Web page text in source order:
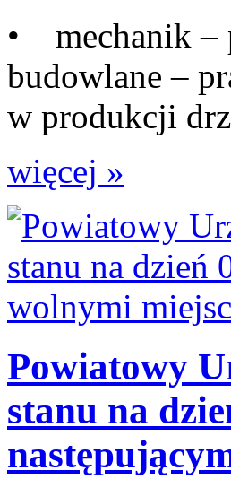
• mechanik –
budowlane –
w produkcji
więcej »
Powiatowy
stanu na